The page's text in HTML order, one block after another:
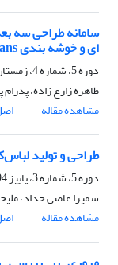
سامانه طراحی سه
ای و خوشه بندی k-means
دوره 5، شماره 4، زمستان 1394، صفحه
طاهره زارع زاده،
مشاهده مقاله
طراحی و تولید
دوره 5، شماره 3، پاییز 1394، صفحه
سمیرا عاصی حداد،
مشاهده مقاله